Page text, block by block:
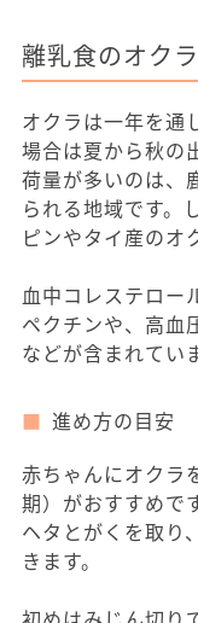
離乳食のオク
オクラは一年を通
場合は夏から秋の
荷量が多いのは、
られる地域です。
ピンやタイ産のオ
血中コレステロー
ペクチンや、高血
などが含まれてい
進め方の目安
赤ちゃんにオクラ
期）がおすすめで
ヘタとがくを取り
きます。